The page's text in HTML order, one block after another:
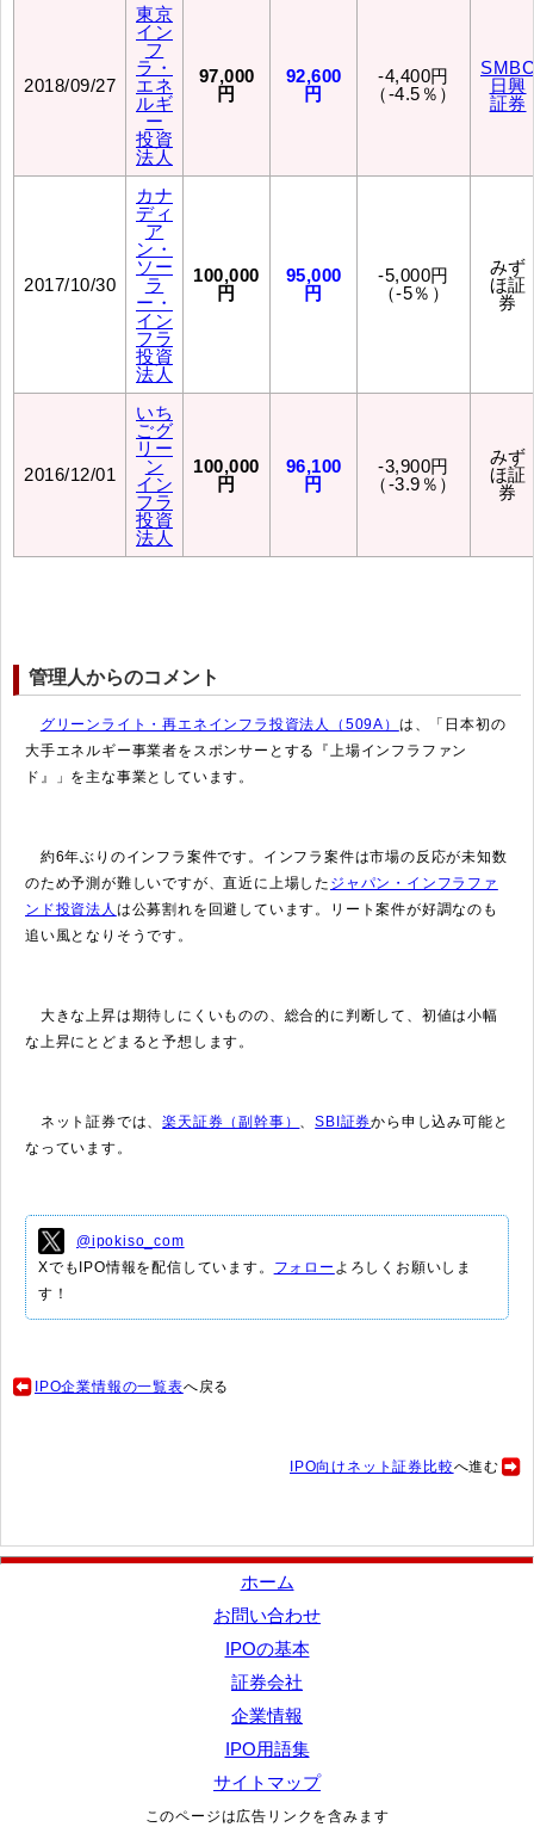
2018/09/27
東京
イン
フ
ラ・
エネ
ルギ
ー
投資
法人
97,000
円
92,600
円
-4,400円
（-4.5％）
SMBC
日興
証券
2017/10/30
カナ
ディ
ア
ン・
ソー
ラ
ー・
イン
フラ
投資
法人
100,000
円
95,000
円
-5,000円
（-5％）
みず
ほ証
券
2016/12/01
いち
ごグ
リー
ン
イン
フラ
投資
法人
100,000
円
96,100
円
-3,900円
（-3.9％）
みず
ほ証
券
管理人からのコメント
グリーンライト・再エネインフラ投資法人（509A） は、「日本初の
大手エネルギー事業者をスポンサーとする『上場インフラファン
ド』」を主な事業としています。
約6年ぶりのインフラ案件です。インフラ案件は市場の反応が未知数
のため予測が難しいですが、直近に上場した ジャパン・インフラファ
ンド投資法人 は公募割れを回避しています。リート案件が好調なのも
追い風となりそうです。
大きな上昇は期待しにくいものの、総合的に判断して、初値は小幅
な上昇にとどまると予想します。
ネット証券では、楽天証券（副幹事） 、SBI証券から申し込み可能と
なっています。
@ipokiso_com
XでもIPO情報を配信しています。 フォロー よろしくお願いしま
す！
IPO企業情報の一覧表へ戻る
IPO向けネット証券比較へ進む
ホーム
お問い合わせ
IPOの基本
証券会社
企業情報
IPO用語集
サイトマップ
このページは広告リンクを含みます